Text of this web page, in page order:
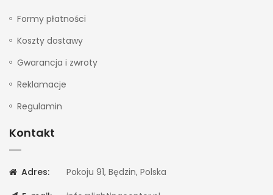
Formy płatności
Koszty dostawy
Gwarancja i zwroty
Reklamacje
Regulamin
Kontakt
Adres:
Pokoju 91, Będzin, Polska